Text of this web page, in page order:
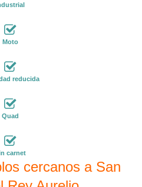
Moto
reducida
Quad
carnet
cercanos a San